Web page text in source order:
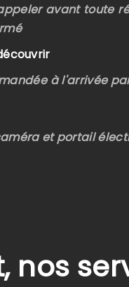
avant toute
à l'arrivée
et portail
nos